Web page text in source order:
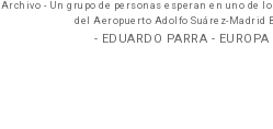
Archivo - Un grupo de personas esperan en uno de
del Aeropuerto Adolfo Suárez-Madrid
- EDUARDO PARRA -